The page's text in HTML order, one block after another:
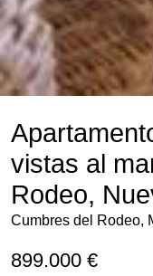
vistas al
Rodeo,
Cumbres del Rodeo,
899.000 €